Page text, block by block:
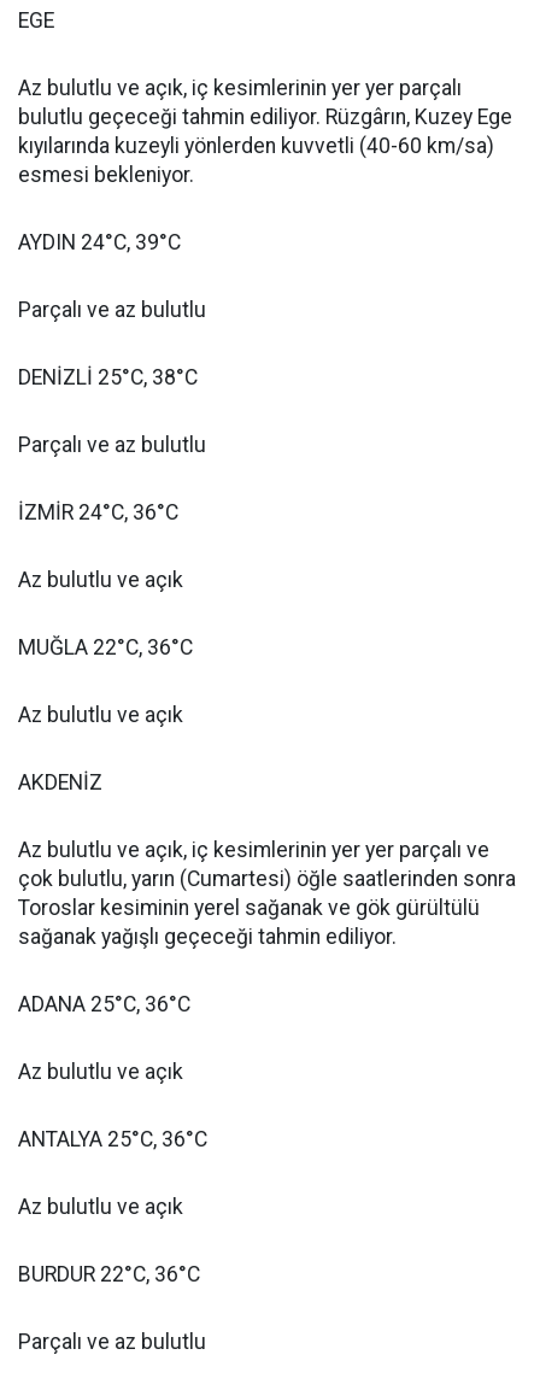
EGE
Az bulutlu ve açık, iç kesimlerinin yer yer parçalı
bulutlu geçeceği tahmin ediliyor. Rüzgârın, Kuzey Ege
kıyılarında kuzeyli yönlerden kuvvetli (40-60 km/sa)
esmesi bekleniyor.
AYDIN 24°C, 39°C
Parçalı ve az bulutlu
DENİZLİ 25°C, 38°C
Parçalı ve az bulutlu
İZMİR 24°C, 36°C
Az bulutlu ve açık
MUĞLA 22°C, 36°C
Az bulutlu ve açık
AKDENİZ
Az bulutlu ve açık, iç kesimlerinin yer yer parçalı ve
çok bulutlu, yarın (Cumartesi) öğle saatlerinden sonra
Toroslar kesiminin yerel sağanak ve gök gürültülü
sağanak yağışlı geçeceği tahmin ediliyor.
ADANA 25°C, 36°C
Az bulutlu ve açık
ANTALYA 25°C, 36°C
Az bulutlu ve açık
BURDUR 22°C, 36°C
Parçalı ve az bulutlu